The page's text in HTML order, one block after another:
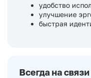
удобство
улучшение
быстрая
Всегда на связи